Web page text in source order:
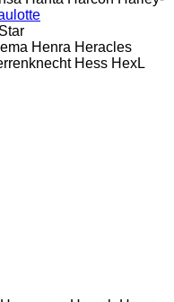
Star
Henra Heracles
Hess HexL